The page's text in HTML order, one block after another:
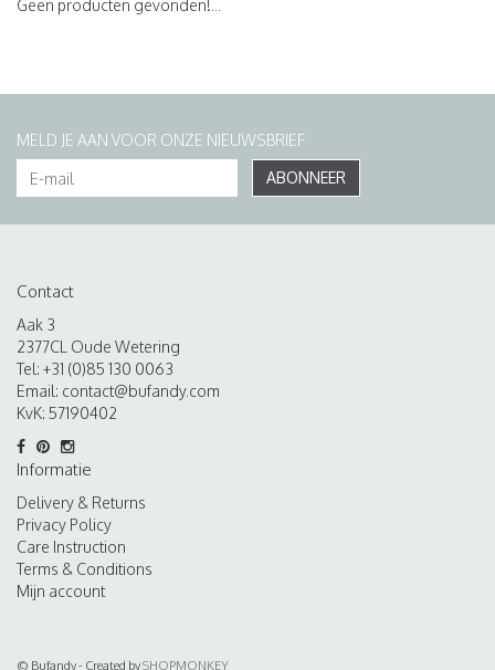
Geen producten gevonden!...
MELD JE AAN VOOR ONZE NIEUWSBRIEF
ABONNEER
Contact
Aak 3
2377CL Oude Wetering
Tel: +31 (0)85 130 0063
Email: contact@bufandy.com
KvK: 57190402
Informatie
Delivery & Returns
Privacy Policy
Care Instruction
Terms & Conditions
Mijn account
© Bufandy - Created bySHOPMONKEY